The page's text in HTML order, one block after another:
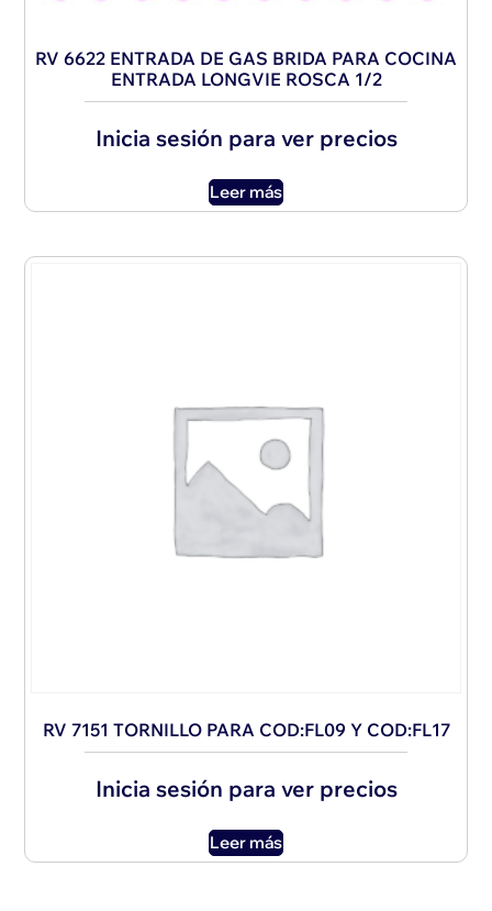
RV 6622 ENTRADA DE GAS BRIDA PARA COCINA
ENTRADA LONGVIE ROSCA 1/2
Inicia sesión para ver precios
Leer más
RV 7151 TORNILLO PARA COD:FL09 Y COD:FL17
Inicia sesión para ver precios
Leer más